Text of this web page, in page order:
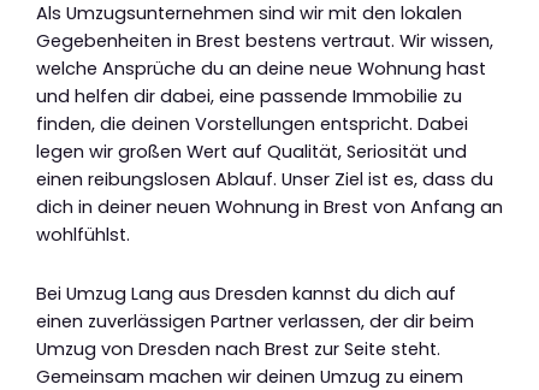
Als Umzugsunternehmen sind wir mit den lokalen
Gegebenheiten in Brest bestens vertraut. Wir wissen,
welche Ansprüche du an deine neue Wohnung hast
und helfen dir dabei, eine passende Immobilie zu
finden, die deinen Vorstellungen entspricht. Dabei
legen wir großen Wert auf Qualität, Seriosität und
einen reibungslosen Ablauf. Unser Ziel ist es, dass du
dich in deiner neuen Wohnung in Brest von Anfang an
wohlfühlst.
Bei Umzug Lang aus Dresden kannst du dich auf
einen zuverlässigen Partner verlassen, der dir beim
Umzug von Dresden nach Brest zur Seite steht.
Gemeinsam machen wir deinen Umzug zu einem